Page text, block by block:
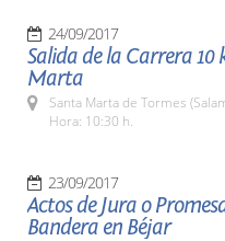
24/09/2017
Salida de la Carrera 10
Marta
Santa Marta de Tormes
Hora: 10:30 h.
23/09/2017
Actos de Jura o
Bandera en Béjar